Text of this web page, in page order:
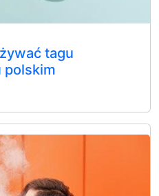
tagu
polskim